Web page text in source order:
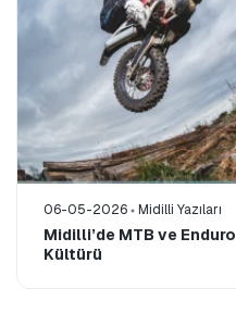
06-05-2026 Midilli Yazıları
Midilli’de MTB ve Enduro
Kültürü